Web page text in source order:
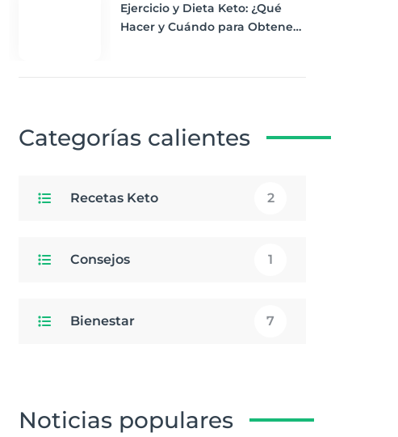
Ejercicio y Dieta Keto: ¿Qué
Hacer y Cuándo para Obtener
Categorías calientes
Recetas Keto 2
Consejos 1
Bienestar 7
Noticias populares